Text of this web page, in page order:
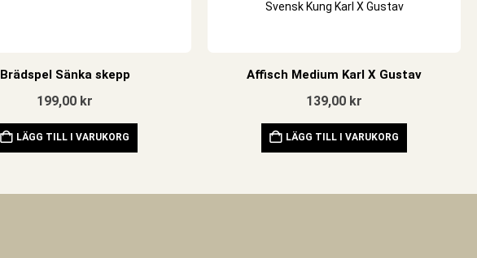
Brädspel Sänka skepp
199,00 kr
LÄGG TILL I VARUKORG
Affisch Medium Karl X Gustav
139,00 kr
LÄGG TILL I VARUKORG